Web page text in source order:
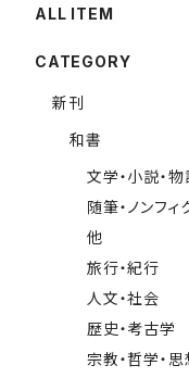
ALL ITEM
CATEGORY
新刊
和書
文学・小説・
随筆・ノンフィ
他
旅行・紀行
人文・社会
歴史・考古学
宗教・哲学・思